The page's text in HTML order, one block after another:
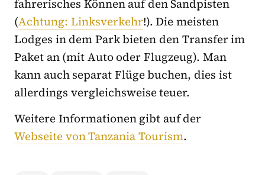
fahrerisches Können auf den Sandpisten
(Achtung: Linksverkehr!). Die meisten
Lodges in dem Park bieten den Transfer im
Paket an (mit Auto oder Flugzeug). Man
kann auch separat Flüge buchen, dies ist
allerdings vergleichsweise teuer.
Weitere Informationen gibt auf der
Webseite von Tanzania Tourism.